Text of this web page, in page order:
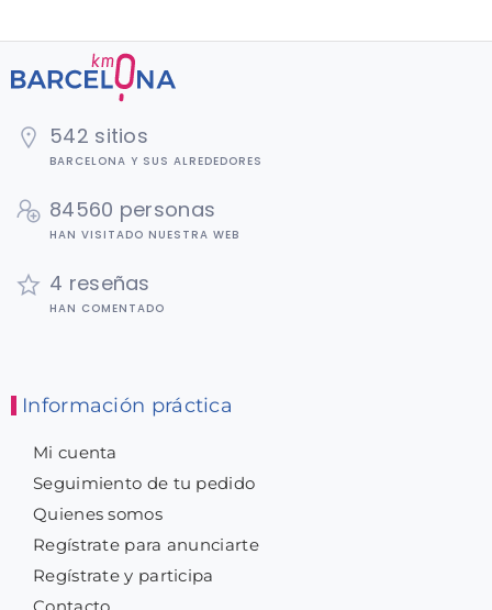
542 sitios
BARCELONA Y SUS ALREDEDORES
84560 personas
HAN VISITADO NUESTRA WEB
4 reseñas
HAN COMENTADO
Información práctica
Mi cuenta
Seguimiento de tu pedido
Quienes somos
Regístrate para anunciarte
Regístrate y participa